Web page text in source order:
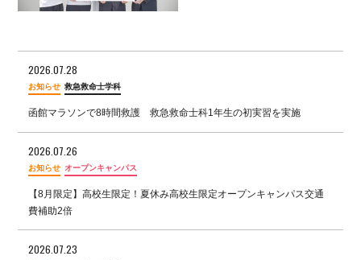
2026.07.28
お知らせ 救急救命士学科
函館マラソンで8時間救護 救急救命士科1年生の初実習を実施
2026.07.26
お知らせ オープンキャンパス
【8月限定】高校生限定！夏休み高校生限定オープンキャンパス交通
費補助2倍
2026.07.23